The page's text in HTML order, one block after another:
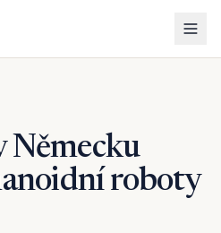
Německu
roboty